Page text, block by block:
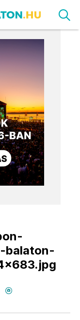
balaton-